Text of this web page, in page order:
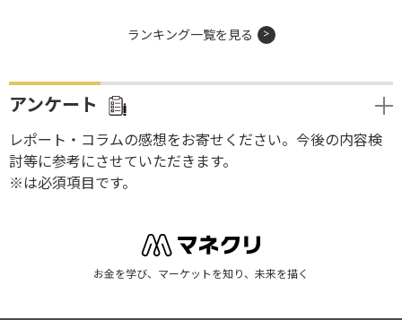
ランキング一覧を見る
アンケート
レポート・コラムの感想をお寄せください。今後の内容検
討等に参考にさせていただきます。
※は必須項目です。
お金を学び、マーケットを知り、未来を描く